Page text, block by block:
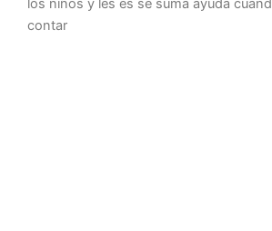
los niños y les es se suma ayuda
contar